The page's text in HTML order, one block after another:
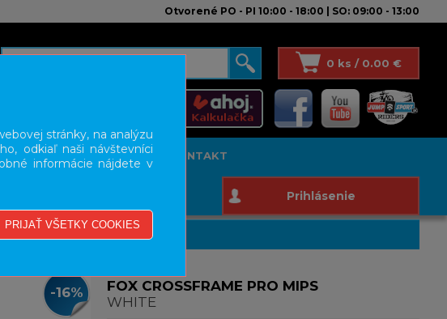
Otvorené PO - PI 10:00 - 18:00 | SO: 09:00 - 13:00
0 ks / 0.00 €
GEOMETRY FIT STUDIO KONTAKT
Prihlásenie
-16%
FOX CROSSFRAME PRO MIPS
WHITE
stránky, na analýzu
odkiaľ naši návštevníci
informácie nájdete v